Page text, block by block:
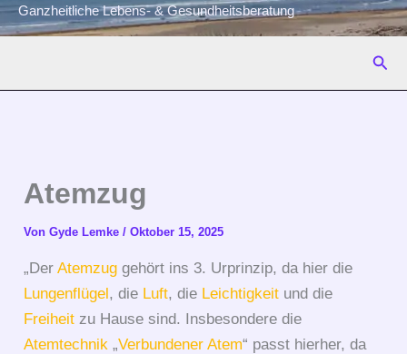
Ganzheitliche Lebens- & Gesundheitsberatung
Atemzug
VonGyde Lemke/Oktober 15, 2025
„DerAtemzug gehört ins 3. Urprinzip, da hier die
Lungenflügel, die Luft, die Leichtigkeit und die
Freiheit zu Hause sind. Insbesondere die
Atemtechnik „Verbundener Atem“ passt hierher, da